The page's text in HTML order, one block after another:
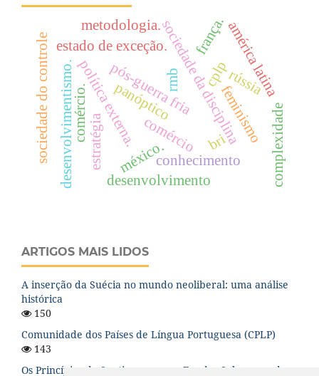
cplp
sociedade da disciplina
rmb
comércio
política externa.pós-guerra fria rússia
desenvolvimentismo.
estado de exceção.
sociedade do controle bri
panóptico
méxico.
américa latina
feminismo
metodologia.
conhecimento complexidade
frança.
estratégia
comércio.
desenvolvimento
ARTIGOS MAIS LIDOS
A inserção da Suécia no mundo neoliberal: uma análise
histórica
150
Comunidade dos Países de Língua Portuguesa (CPLP)
143
Os Princípios de Santiago para os Fundos Soberanos de